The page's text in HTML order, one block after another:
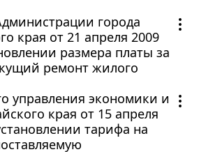
города
края от 21 апреля 2009
размера платы за
ремонт жилого
управления экономики и
края от 15 апреля
тарифа на